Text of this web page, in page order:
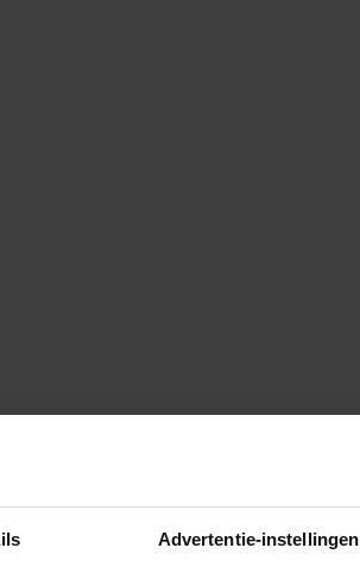
Advertentie-instellingen